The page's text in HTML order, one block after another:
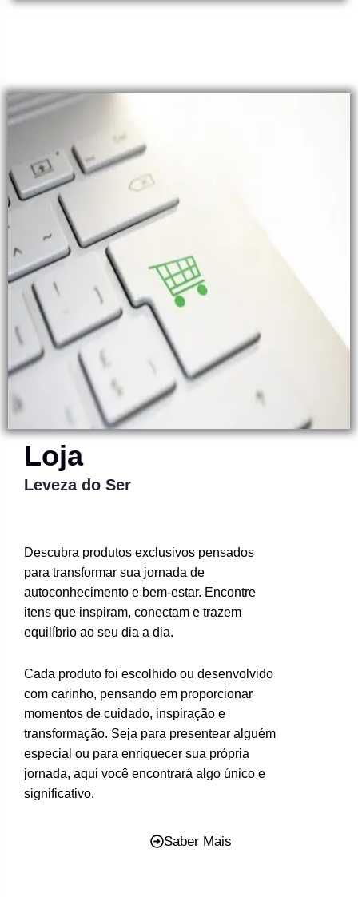
Loja
Leveza do Ser
Descubra produtos exclusivos pensados
para transformar sua jornada de
autoconhecimento e bem-estar. Encontre
itens que inspiram, conectam e trazem
equilíbrio ao seu dia a dia.
Cada produto foi escolhido ou desenvolvido
com carinho, pensando em proporcionar
momentos de cuidado, inspiração e
transformação. Seja para presentear alguém
especial ou para enriquecer sua própria
jornada, aqui você encontrará algo único e
significativo.
Saber Mais